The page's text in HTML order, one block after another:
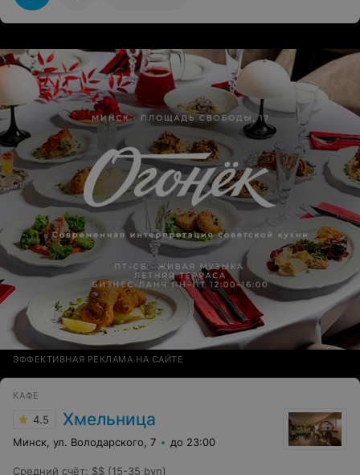
ЭФФЕКТИВНАЯ РЕКЛАМА НА САЙТЕ
КАФЕ
4.5 Хмельница
Минск, ул. Володарского, 7 до 23:00
Средний счёт: $$ (15-35 byn)